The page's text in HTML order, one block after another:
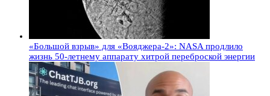
«Большой взрыв» для «Вояджера-2»: NASA продлило
жизнь 50-летнему аппарату хитрой переброской энергии